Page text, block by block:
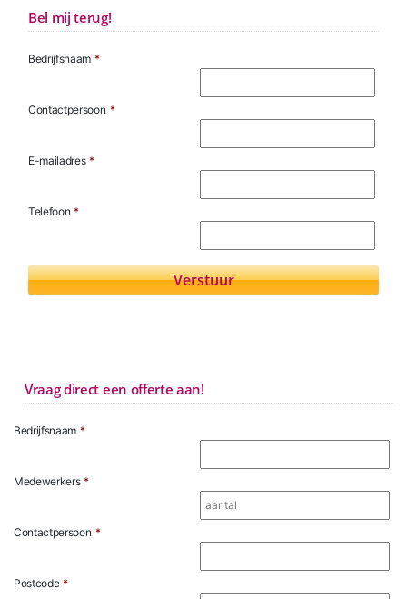
Bel mij terug!
Bedrijfsnaam *
Contactpersoon *
E-mailadres *
Telefoon *
Vraag direct een offerte aan!
Bedrijfsnaam *
Medewerkers *
Contactpersoon *
Postcode *